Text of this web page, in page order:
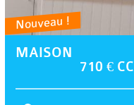
Nouveau !
MAISON
710 € CC